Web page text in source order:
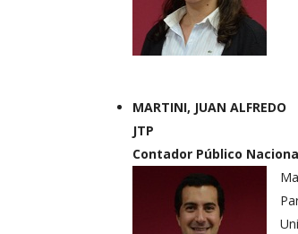
MARTINI, JUAN ALFREDO
JTP
Contador Público